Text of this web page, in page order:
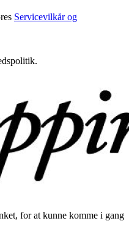
Servicevilkår og
for at kunne komme i gang